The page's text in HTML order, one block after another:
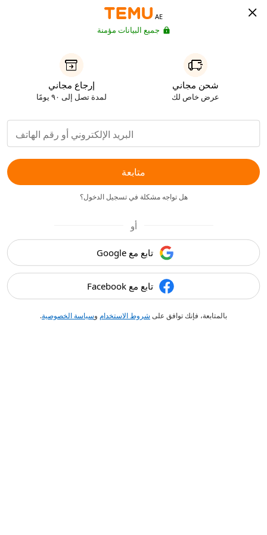
AE
جميع البيانات مؤمنة
شحن مجاني
عرض خاص لك
إرجاع مجاني
لمدة تصل إلى ٩٠ يومًا
متابعة
هل تواجه مشكلة في تسجيل الدخول؟
أو
تابع مع Google
تابع مع Facebook
بالمتابعة، فإنك توافق على شروط الاستخدام وسياسة الخصوصية.